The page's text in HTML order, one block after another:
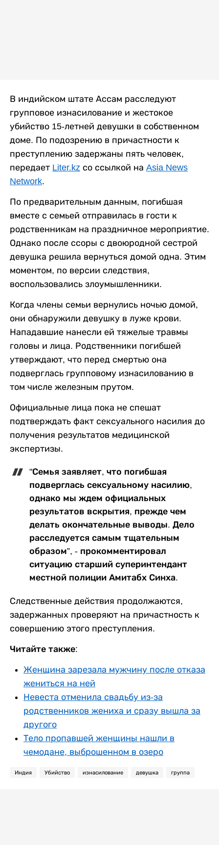
В индийском штате Ассам расследуют
групповое изнасилование и жестокое
убийство 15-летней девушки в собственном
доме. По подозрению в причастности к
преступлению задержаны пять человек,
передает Liter.kz со ссылкой на Asia News
Network.
По предварительным данным, погибшая
вместе с семьей отправилась в гости к
родственникам на праздничное мероприятие.
Однако после ссоры с двоюродной сестрой
девушка решила вернуться домой одна. Этим
моментом, по версии следствия,
воспользовались злоумышленники.
Когда члены семьи вернулись ночью домой,
они обнаружили девушку в луже крови.
Нападавшие нанесли ей тяжелые травмы
головы и лица. Родственники погибшей
утверждают, что перед смертью она
подверглась групповому изнасилованию в
том числе железным прутом.
Официальные лица пока не спешат
подтверждать факт сексуального насилия до
получения результатов медицинской
экспертизы.
"Семья заявляет, что погибшая
подверглась сексуальному насилию,
однако мы ждем официальных
результатов вскрытия, прежде чем
делать окончательные выводы. Дело
расследуется самым тщательным
образом”, - прокомментировал
ситуацию старший суперинтендант
местной полиции Амитабх Синха.
Следственные действия продолжаются,
задержанных проверяют на причастность к
совершению этого преступления.
Читайте также:
Женщина зарезала мужчину после отказа
жениться на ней
Невеста отменила свадьбу из-за
родственников жениха и сразу вышла за
другого
Тело пропавшей женщины нашли в
чемодане, выброшенном в озеро
Индия Убийство изнасилование девушка группа